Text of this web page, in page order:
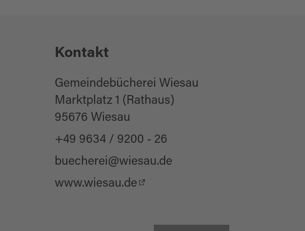
Kinderwagentauglich
für Kinder (jedes Alter)
Sonstige Ausstattung/Einrichtung
WC-Anlage
Kontakt
Gemeindebücherei Wiesau
Marktplatz 1 (Rathaus)
95676 Wiesau
+49 9634 / 9200 - 26
buecherei@wiesau.de
www.wiesau.de